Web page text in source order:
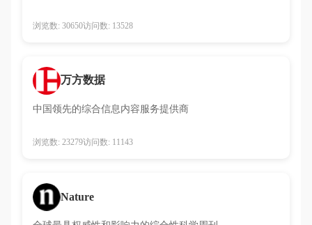
浏览数: 30650访问数: 13528
万方数据
中国领先的综合信息内容服务提供商
浏览数: 23279访问数: 11143
Nature